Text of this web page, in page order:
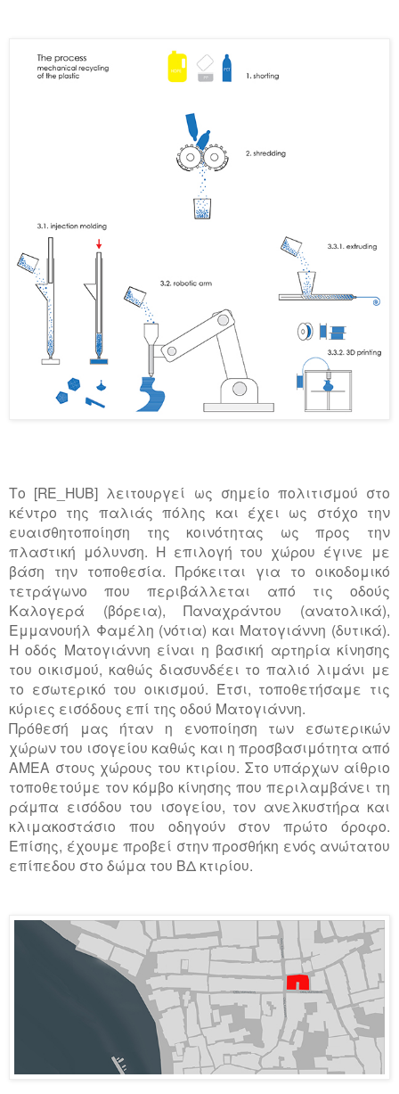
Το [RE_HUB] λειτουργεί ως σημείο πολιτισμού στο
κέντρο της παλιάς πόλης και έχει ως στόχο την
ευαισθητοποίηση της κοινότητας ως προς την
πλαστική μόλυνση. Η επιλογή του χώρου έγινε με
βάση την τοποθεσία. Πρόκειται για το οικοδομικό
τετράγωνο που περιβάλλεται από τις οδούς
Καλογερά (βόρεια), Παναχράντου (ανατολικά),
Εμμανουήλ Φαμέλη (νότια) και Ματογιάννη (δυτικά).
Η οδός Ματογιάννη είναι η βασική αρτηρία κίνησης
του οικισμού, καθώς διασυνδέει το παλιό λιμάνι με
το εσωτερικό του οικισμού. Έτσι, τοποθετήσαμε τις
κύριες εισόδους επί της οδού Ματογιάννη.
Πρόθεσή μας ήταν η ενοποίηση των εσωτερικών
χώρων του ισογείου καθώς και η προσβασιμότητα από
ΑΜΕΑ στους χώρους του κτιρίου. Στο υπάρχων αίθριο
τοποθετούμε τον κόμβο κίνησης που περιλαμβάνει τη
ράμπα εισόδου του ισογείου, τον ανελκυστήρα και
κλιμακοστάσιο που οδηγούν στον πρώτο όροφο.
Επίσης, έχουμε προβεί στην προσθήκη ενός ανώτατου
επίπεδου στο δώμα του ΒΔ κτιρίου.